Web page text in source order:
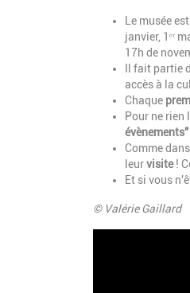
Le musée
janvier, 1ᵉʳ
17h de
Il fait partie
accès à la
Chaque
Pour ne rien
évènements"
Comme
leurvisite!
Et si vous
© Valérie Gaillard